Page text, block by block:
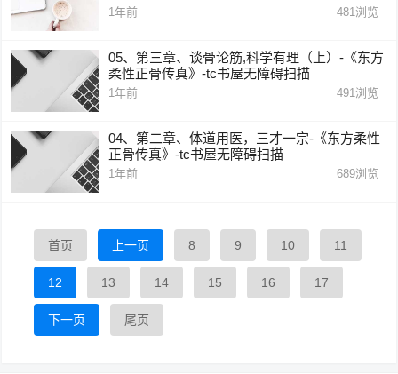
1年前 481浏览
05、第三章、谈骨论筋,科学有理（上）-《东方
柔性正骨传真》-tc书屋无障碍扫描
1年前 491浏览
04、第二章、体道用医，三才一宗-《东方柔性
正骨传真》-tc书屋无障碍扫描
1年前 689浏览
首页 上一页 8 9 10 11
12 13 14 15 16 17
下一页 尾页